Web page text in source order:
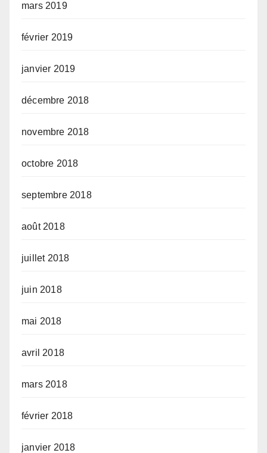
mars 2019
février 2019
janvier 2019
décembre 2018
novembre 2018
octobre 2018
septembre 2018
août 2018
juillet 2018
juin 2018
mai 2018
avril 2018
mars 2018
février 2018
janvier 2018